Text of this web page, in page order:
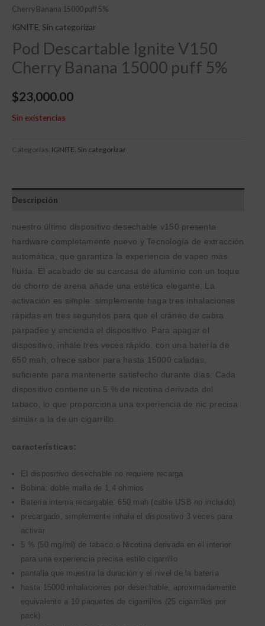
Cherry Banana 15000 puff 5%
IGNITE Sin categorizar
Pod Descartable Ignite V150
Cherry Banana 15000 puff 5%
$23,000.00
Sin existencias
Categorías: IGNITE Sin categorizar
Descripción
nuestro último dispositivo desechable v150 presenta
hardware completamente nuevo y Tecnología de extracción
automática, que garantiza la experiencia de vapeo más
fluida. El acabado de su carcasa de aluminio con un toque
de chorro de arena añade una estética elegante. La
activación es simple: simplemente haga tres inhalaciones
rápidas en tres segundos para que el cráneo de cabra
parpadee y encienda el dispositivo. Para apagar el
dispositivo, inhale tres veces rápido. con una batería de
650 mah, ofrece sabor para hasta 15000 caladas,
suficiente para mantenerte satisfecho durante días. Cada
dispositivo contiene un 5 % de nicotina derivada del
tabaco, lo que proporciona una experiencia de nic precisa
similar a la de un cigarrillo.
características:
El dispositivo desechable no requiere recarga
Bobina: doble malla de 1,4 ohmios
Batería interna recargable: 650 mah (cable USB no incluido)
precargado, simplemente inhala el dispositivo 3 veces para
activar
5 % (50 mg/ml) de tabaco.o Nicotina derivada en el interior
para una experiencia precisa estilo cigarrillo
pantalla que muestra la duración y el nivel de la batería
hasta 15000 inhalaciones por desechable, aproximadamente
equivalente a 10 paquetes de cigarrillos (25 cigarrillos por
pack)